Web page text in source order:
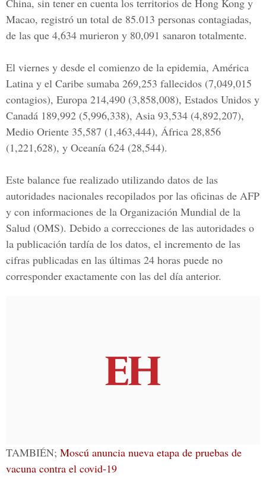
China, sin tener en cuenta los territorios de Hong Kong y
Macao, registró un total de 85.013 personas contagiadas,
de las que 4,634 murieron y 80,091 sanaron totalmente.
El viernes y desde el comienzo de la epidemia, América
Latina y el Caribe sumaba 269,253 fallecidos (7,049,015
contagios), Europa 214,490 (3,858,008), Estados Unidos y
Canadá 189,992 (5,996,338), Asia 93,534 (4,892,207),
Medio Oriente 35,587 (1,463,444), África 28,856
(1,221,628), y Oceanía 624 (28,544).
Este balance fue realizado utilizando datos de las
autoridades nacionales recopilados por las oficinas de AFP
y con informaciones de la Organización Mundial de la
Salud (OMS). Debido a correcciones de las autoridades o
la publicación tardía de los datos, el incremento de las
cifras publicadas en las últimas 24 horas puede no
corresponder exactamente con las del día anterior.
TAMBIÉN; Moscú anuncia nueva etapa de pruebas de
vacuna contra el covid-19